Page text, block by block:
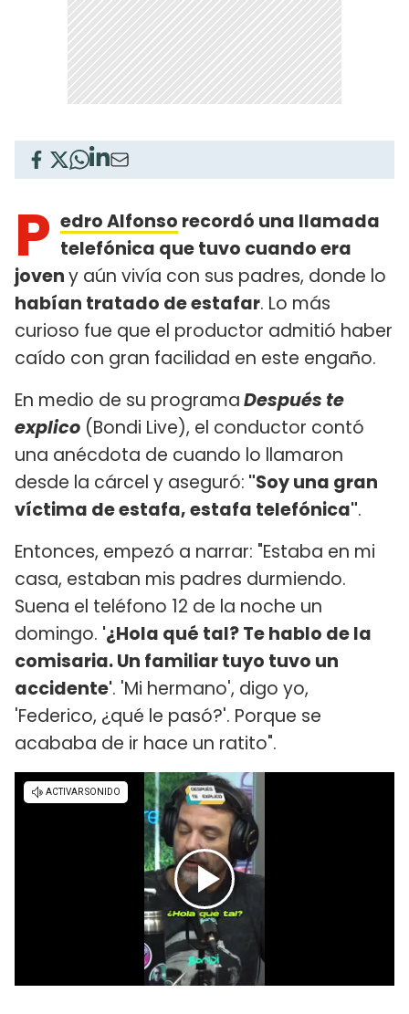
P edro Alfonso recordó una llamada
telefónica que tuvo cuando era
joveny aún vivía con sus padres, donde lo
habían tratado de estafar. Lo más
curioso fue que el productor admitió haber
caído con gran facilidad en este engaño.
En medio de su programaDespués te
explico (Bondi Live), el conductor contó
una anécdota de cuando lo llamaron
desde la cárcel y aseguró: "Soy una gran
víctima de estafa, estafa telefónica".
Entonces, empezó a narrar: "Estaba en mi
casa, estaban mis padres durmiendo.
Suena el teléfono 12 de la noche un
domingo. '¿Hola qué tal? Te hablo de la
comisaria. Un familiar tuyo tuvo un
accidente'. 'Mi hermano', digo yo,
'Federico, ¿qué le pasó?'. Porque se
acababa de ir hace un ratito".